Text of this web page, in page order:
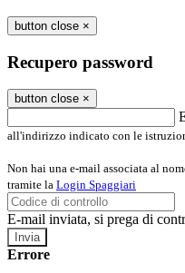
button close ×
Recupero password
button close ×
all'indirizzo indicato con le
Non hai una e-mail associata al
tramite la Login Spaggiari
E-mail inviata, si prega di
Errore